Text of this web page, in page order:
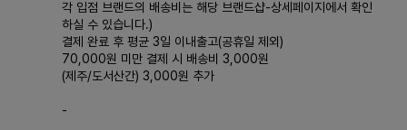
각 입점 브랜드의 배송비는 해당 브랜드샵-상세페이지에서 확인
하실 수 있습니다.)
결제 완료 후 평균 3일 이내출고(공휴일 제외)
70,000원 미만 결제 시 배송비 3,000원
(제주/도서산간) 3,000원 추가
-